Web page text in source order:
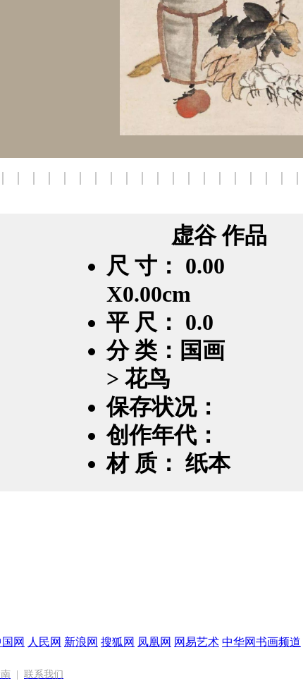
虚谷 作品
尺 寸： 0.00
X0.00cm
平 尺： 0.0
分 类：国画
> 花鸟
保存状况：
创作年代：
材 质： 纸本
网 人民网 新浪网 搜狐网 凤凰网 网易艺术 中华网书画频道
联系我们